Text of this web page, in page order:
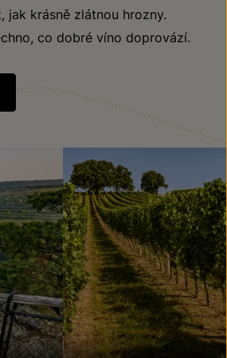
jak krásně zlátnou hrozny.
co dobré víno doprovází.